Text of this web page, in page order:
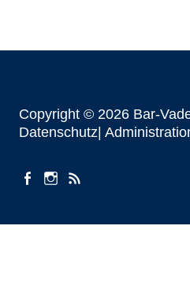
Copyright © 2026 Bar-
Datenschutz|